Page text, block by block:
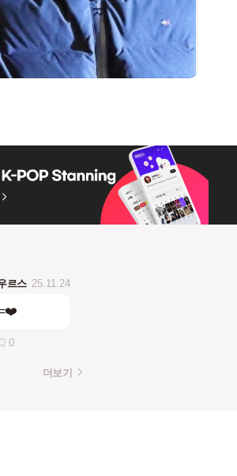
르스 25.11.24
0
더보기